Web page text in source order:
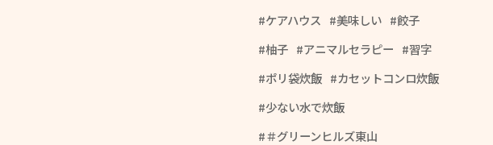
ケアハウス
美味しい
餃子
柚子
アニマルセラピー
習字
ポリ袋炊飯
カセットコンロ炊飯
少ない水で炊飯
＃グリーンヒルズ東山